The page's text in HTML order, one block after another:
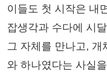
이들도 첫 시작은 내
잡생각과 수다에 시
그 자체를 만나고, 개
와 하나였다는 사실